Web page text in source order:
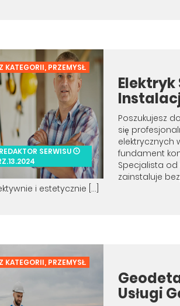
KATEGORII, PRZEMYSŁ
REDAKTOR SERWISU
Elektryk
Poszukujesz
się
elektrycznych
fundament
Specjalista od
zainstaluje
i estetycznie […]
KATEGORII, PRZEMYSŁ
Usługi